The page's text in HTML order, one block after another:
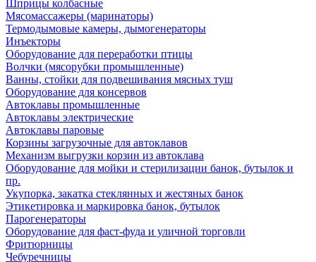
Шприцы колбасные
Мясомассажеры (маринаторы)
Термодымовые камеры, дымогенераторы
Инъекторы
Оборудование для переработки птицы
Волчки (мясорубки промышленные)
Ванны, стойки для подвешивания мясных туш
Оборудование для консервов
Автоклавы промышленные
Автоклавы электрические
Автоклавы паровые
Корзины загрузочные для автоклавов
Механизм выгрузки корзин из автоклава
Оборудование для мойки и стерилизации банок, бутылок и
пр.
Укупорка, закатка стеклянных и жестяных банок
Этикетировка и маркировка банок, бутылок
Парогенераторы
Оборудование для фаст-фуда и уличной торговли
Фритюрницы
Чебуречницы